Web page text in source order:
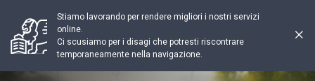
Stiamo lavorando per rendere migliori i nostri servizi
online.
Ci scusiamo per i disagi che potresti riscontrare
temporaneamente nella navigazione.